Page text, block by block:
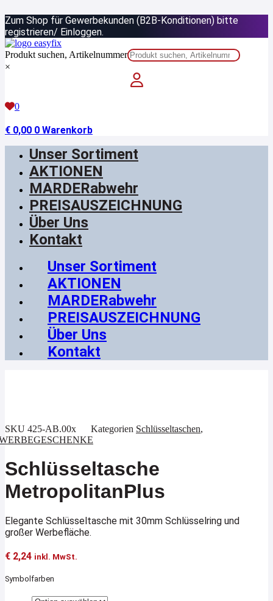
Inhalt
springen
Zum Shop für Gewerbekunden (B2B-Konditionen) bitte
registrieren/ Einloggen.
Produkt suchen, Artikelnummer
×
0
€ 0,00 0 Warenkorb
Unser Sortiment
AKTIONEN
MARDERabwehr
PREISAUSZEICHNUNG
Über Uns
Kontakt
Unser Sortiment
AKTIONEN
MARDERabwehr
PREISAUSZEICHNUNG
Über Uns
Kontakt
SKU 425-AB.00x Kategorien Schlüsseltaschen,
Schlüsseltasche
MetropolitanPlus
Elegante Schlüsseltasche mit 30mm Schlüsselring und
großer Werbefläche.
€ 2,24 inkl. MwSt.
Symbolfarben